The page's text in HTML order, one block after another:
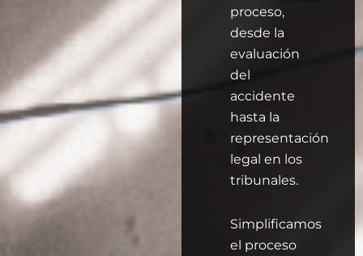
proceso,
desde la
evaluación
del
accidente
hasta la
representación
legal en los
tribunales.
Simplificamos
el proceso